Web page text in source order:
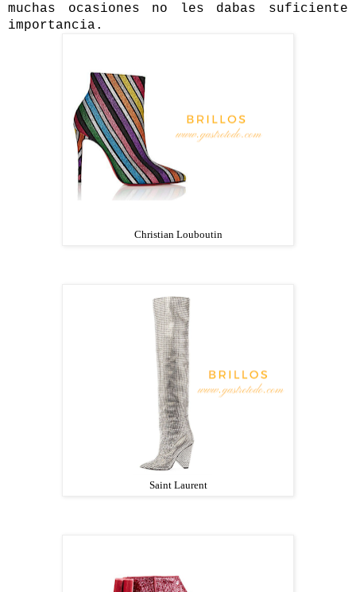
muchas ocasiones no les dabas suficiente
importancia.
Christian Louboutin
Saint Laurent